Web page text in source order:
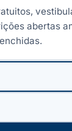
·08 de jun, 2026·
abertas